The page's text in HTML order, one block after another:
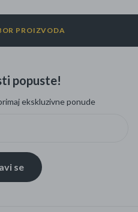
PROIZVODA
popuste!
ekskluzivne ponude
se